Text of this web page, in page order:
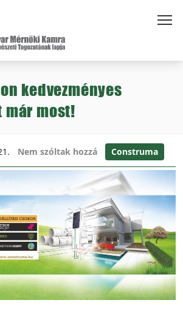
kedvezményes
már most!
Nem szóltak hozzá Construma